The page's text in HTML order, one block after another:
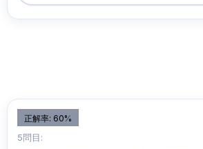
正解率: 60%
5問目: